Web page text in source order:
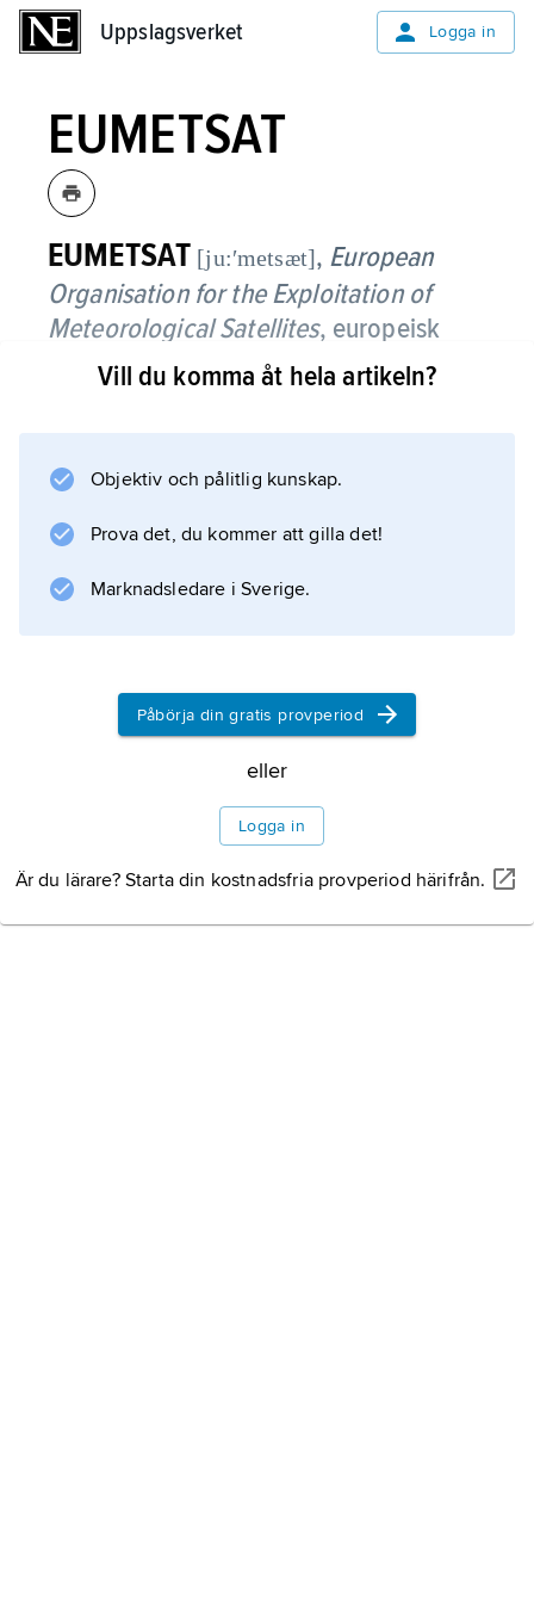
Uppslagsverket Logga in
EUMETSAT
EUMETSAT [ju:ʹmetsæt], European
Organisation for the Exploitation of
Meteorological Satellites, europeisk
mellanstatlig organisation för utveckling
av väder och klimat.
EUMETSAT bildades 1986 av 19 länder och
har (2010) 26 medlemsländer. Sverige är
sedan starten medlem i organisationen och
Information om artikeln
Vill du komma åt hela artikeln?
Objektiv och pålitlig kunskap.
Prova det, du kommer att gilla det!
Marknadsledare i Sverige.
Påbörja din gratis provperiod
eller
Logga in
Är du lärare? Starta din kostnadsfria provperiod härifrån.